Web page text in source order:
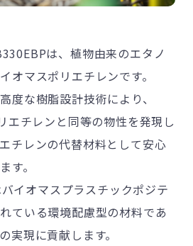
は、植物由来のエタノ
オマスポリエチレンです。
度な樹脂設計技術により、
エチレンと同等の物性を発現し
チレンの代替材料として安心
す。
イオマスプラスチックポジテ
ている環境配慮型の材料であ
実現に貢献します。